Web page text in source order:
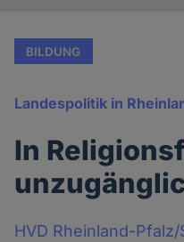
BILDUNG
Landespolitik in
In
HVD Rheinland-Pfalz/